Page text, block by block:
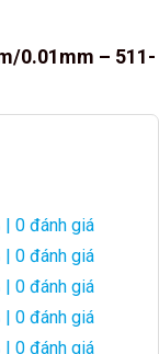
0.01mm – 511-
| 0 đánh giá
| 0 đánh giá
| 0 đánh giá
| 0 đánh giá
| 0 đánh giá